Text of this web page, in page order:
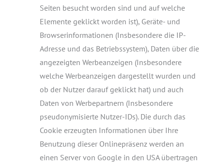
Seiten besucht worden sind und auf welche
Elemente geklickt worden ist), Geräte- und
Browserinformationen (Insbesondere die IP-
Adresse und das Betriebssystem), Daten über die
angezeigten Werbeanzeigen (Insbesondere
welche Werbeanzeigen dargestellt wurden und
ob der Nutzer darauf geklickt hat) und auch
Daten von Werbepartnern (Insbesondere
pseudonymisierte Nutzer-IDs). Die durch das
Cookie erzeugten Informationen über Ihre
Benutzung dieser Onlinepräsenz werden an
einen Server von Google in den USA übertragen